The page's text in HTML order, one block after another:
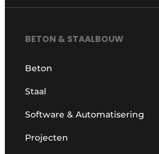
BETON & STAALBOUW
Beton
Staal
Software & Automatisering
Projecten